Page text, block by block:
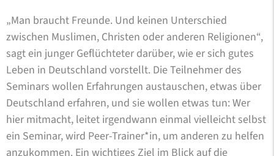
„Man braucht Freunde. Und keinen Unterschied
zwischen Muslimen, Christen oder anderen Religionen“,
sagt ein junger Geflüchteter darüber, wie er sich gutes
Leben in Deutschland vorstellt. Die Teilnehmer des
Seminars wollen Erfahrungen austauschen, etwas über
Deutschland erfahren, und sie wollen etwas tun: Wer
hier mitmacht, leitet irgendwann einmal vielleicht selbst
ein Seminar, wird Peer-Trainer*in, um anderen zu helfen
anzukommen. Ein wichtiges Ziel im Blick auf die